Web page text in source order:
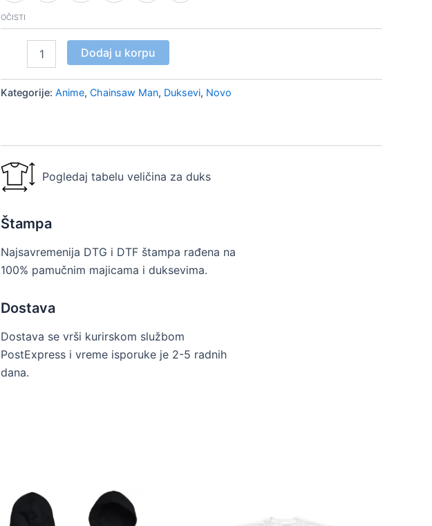
OČISTI
Dodaj u korpu
Kategorije: Anime, Chainsaw Man, Duksevi, Novo
Pogledaj tabelu veličina za duks
Štampa
Najsavremenija DTG i DTF štampa rađena na
100% pamučnim majicama i duksevima.
Dostava
Dostava se vrši kurirskom službom
PostExpress i vreme isporuke je 2-5 radnih
dana.
Ovaj
proizvod
proizvod